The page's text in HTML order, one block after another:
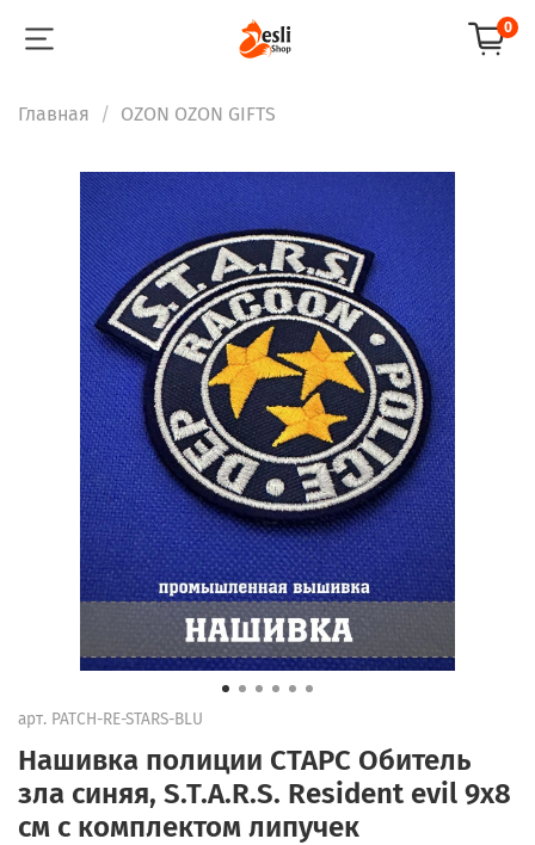
0
Главная OZON OZON GIFTS
арт. PATCH-RE-STARS-BLU
Нашивка полиции СТАРС Обитель
зла синяя, S.T.A.R.S. Resident evil 9х8
см с комплектом липучек